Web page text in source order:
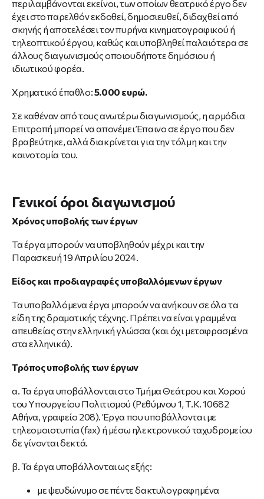
περιλαμβάνονται εκείνοι, των οποίων θεατρικό έργο δεν
έχει στο παρελθόν εκδοθεί, δημοσιευθεί, διδαχθεί από
σκηνής ή αποτελέσει τον πυρήνα κινηματογραφικού ή
τηλεοπτικού έργου, καθώς και υποβληθεί παλαιότερα σε
άλλους διαγωνισμούς οποιουδήποτε δημόσιου ή
ιδιωτικού φορέα.
Χρηματικό έπαθλο:5.000 ευρώ.
Σε καθέναν από τους ανωτέρω διαγωνισμούς, η αρμόδια
Επιτροπή μπορεί να απονέμει Έπαινο σε έργο που δεν
βραβεύτηκε, αλλά διακρίνεται για την τόλμη και την
καινοτομία του.
Γενικοί όροι διαγωνισμού
Χρόνος υποβολής των έργων
Τα έργα μπορούν να υποβληθούν μέχρι και την
Παρασκευή 19 Απριλίου 2024.
Είδος και προδιαγραφές υποβαλλόμενων έργων
Τα υποβαλλόμενα έργα μπορούν να ανήκουν σε όλα τα
είδη της δραματικής τέχνης. Πρέπει να είναι γραμμένα
απευθείας στην ελληνική γλώσσα (και όχι μεταφρασμένα
στα ελληνικά).
Τρόπος υποβολής των έργων
α. Τα έργα υποβάλλονται στο Τμήμα Θεάτρου και Χορού
του Υπουργείου Πολιτισμού (Ρεθύμνου 1, Τ.Κ. 10682
Αθήνα, γραφείο 208). Έργα που υποβάλλονται με
τηλεομοιοτυπία (fax) ή μέσω ηλεκτρονικού ταχυδρομείου
δε γίνονται δεκτά.
β. Τα έργα υποβάλλονται ως εξής:
με ψευδώνυμο σε πέντε δακτυλογραφημένα